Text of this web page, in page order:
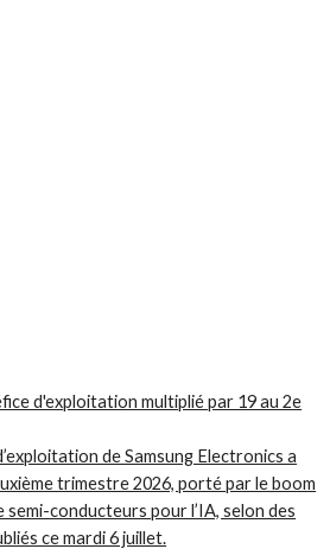
d'exploitation multiplié par 19 au 2e
de Samsung Electronics a
trimestre 2026, porté par le boom
semi-conducteurs pour l’IA, selon des
ce mardi 6 juillet.